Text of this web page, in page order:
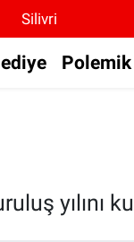
Silivri
Polemik
yılını